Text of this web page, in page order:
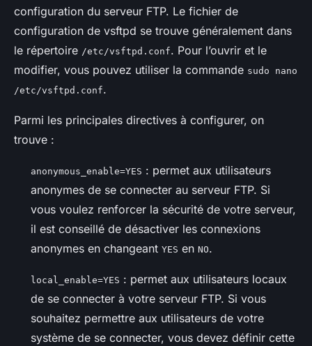
configuration du serveur FTP. Le fichier de
configuration de vsftpd se trouve généralement dans
le répertoire /etc/vsftpd.conf. Pour l’ouvrir et le
modifier, vous pouvez utiliser la commande sudo nano
/etc/vsftpd.conf.
Parmi les principales directives à configurer, on
trouve :
anonymous_enable=YES : permet aux utilisateurs
anonymes de se connecter au serveur FTP. Si
vous voulez renforcer la sécurité de votre serveur,
il est conseillé de désactiver les connexions
anonymes en changeant YES en NO.
local_enable=YES : permet aux utilisateurs locaux
de se connecter à votre serveur FTP. Si vous
souhaitez permettre aux utilisateurs de votre
système de se connecter, vous devez définir cette